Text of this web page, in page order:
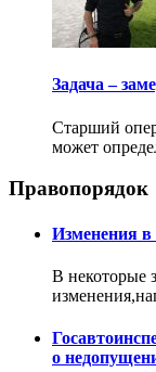
Задача –
Старший
может
Правопорядок
Изменения в
В некоторые
о